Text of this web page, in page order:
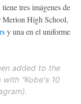
tres imágenes de
Merion High School,
y una en el uniforme
added to the
"Kobe's 10